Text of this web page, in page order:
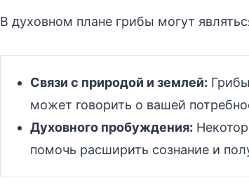
В духовном плане грибы могут
Связи с природой и землей:
может говорить о вашей
Духовного пробуждения:
помочь расширить сознание и